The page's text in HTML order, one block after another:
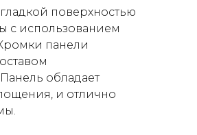
поверхностью
с использованием
панели
обладает
и отлично